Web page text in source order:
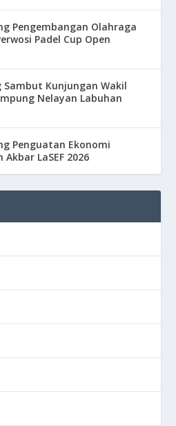
Pengembangan Olahraga
Padel Cup Open
Sambut Kunjungan Wakil
Nelayan Labuhan
Penguatan Ekonomi
LaSEF 2026